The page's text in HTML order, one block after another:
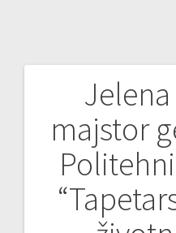
majstor
navigation